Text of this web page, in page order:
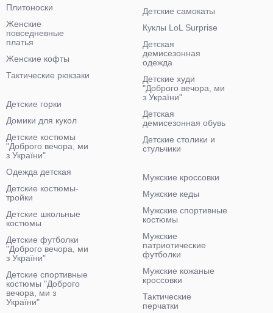
Плитоноски
Женские
повседневные
платья
Женские кофты
Тактические рюкзаки
Детские самокаты
Куклы LoL Surprise
Детская
демисезонная
одежда
Детские худи
"Доброго вечора, ми
з України"
Детская
демисезонная обувь
Детские столики и
стульчики
Детские горки
Домики для кукол
Детские костюмы
"Доброго вечора, ми
з України"
Одежда детская
Детские костюмы-
тройки
Детские школьные
костюмы
Детские футболки
"Доброго вечора, ми
з України"
Детские спортивные
костюмы "Доброго
вечора, ми з
України"
Мужские кроссовки
Мужские кеды
Мужские спортивные
костюмы
Мужские
патриотические
футболки
Мужские кожаные
кроссовки
Тактические
перчатки